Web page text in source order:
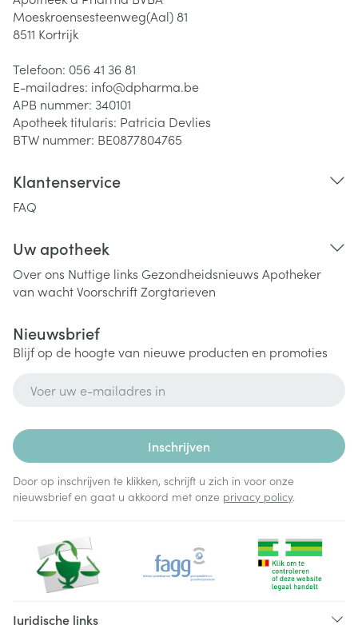
Moeskroensesteenweg(Aal) 81
8511 Kortrijk
Telefoon: 056 41 36 81
E-mailadres: info@dpharma.be
APB nummer: 340101
Apotheek titularis: Patricia Devlies
BTW nummer: BE0877804765
Klantenservice
FAQ
Uw apotheek
Over ons Nuttige links Gezondheidsnieuws Apotheker
van wachtVoorschriftZorgtarieven
Nieuwsbrief
Blijf op de hoogte van nieuwe producten en promoties
Inschrijven
Door op inschrijven te klikken, schrijft u zich in voor onze
nieuwsbrief en gaat u akkoord met onze privacy policy.
Juridische links